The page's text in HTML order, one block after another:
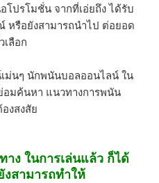
ปรโมชั่น จากที่เอ่ยถึง ได้รับ
หรือยังสามารถนำไป ต่อยอด
ลือก
ม่นๆ นักพนันบอลออนไลน์ ใน
อมค้นหา แนวทางการพนัน
งสงสัย
าง ในการเล่นแล้ว ก็ได้
สามารถทำให้